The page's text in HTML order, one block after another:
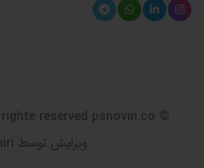
© Copyright 2020 all righte reserved psnovin.co.
ویرایش توسط M.Amiri